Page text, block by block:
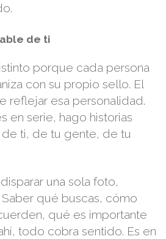
de ti
porque cada persona
con su propio sello. El
reflejar esa personalidad.
en serie, hago historias
de ti, de tu gente, de tu
una sola foto,
qué buscas, cómo
qué es importante
todo cobra sentido. Es en